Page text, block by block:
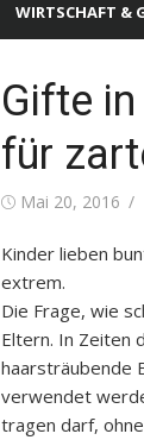
WIRTSCHAFT &
Gifte
für
Posted
Mai 20, 2016
Kinder lieben
extrem.
Die Frage, wie
Eltern. In Zeiten
haarsträubende
verwendet
tragen darf,